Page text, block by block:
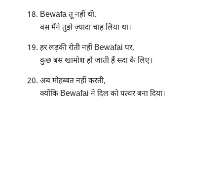
Bewafa तू नहीं थी,
बस मैंने तुझे ज़्यादा चाह लिया था।
हर लड़की रोती नहीं Bewafai पर,
कुछ बस खामोश हो जाती हैं सदा के लिए।
अब मोहब्बत नहीं करती,
क्योंकि Bewafai ने दिल को पत्थर बना दिया।